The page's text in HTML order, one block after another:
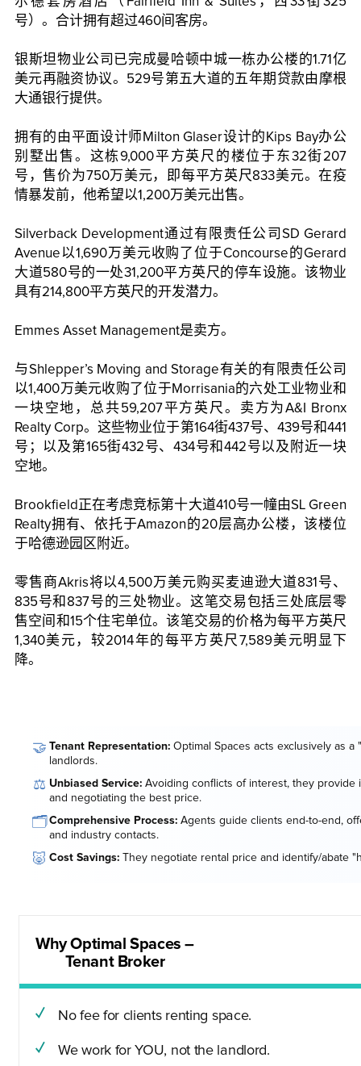
号）。合计拥有超过460间客房。
银斯坦物业公司已完成曼哈顿中城一栋办公楼的1.71亿
美元再融资协议。529号第五大道的五年期贷款由摩根
大通银行提供。
拥有的由平面设计师Milton Glaser设计的Kips Bay办公
别墅出售。这栋9,000平方英尺的楼位于东32街207
号，售价为750万美元，即每平方英尺833美元。在疫
情暴发前，他希望以1,200万美元出售。
Silverback Development通过有限责任公司SD Gerard
Avenue以1,690万美元收购了位于Concourse的Gerard
大道580号的一处31,200平方英尺的停车设施。该物业
具有214,800平方英尺的开发潜力。
Emmes Asset Management是卖方。
与Shlepper’s Moving and Storage有关的有限责任公司
以1,400万美元收购了位于Morrisania的六处工业物业和
一块空地，总共59,207平方英尺。卖方为A&I Bronx
Realty Corp。这些物业位于第164街437号、439号和441
号；以及第165街432号、434号和442号以及附近一块
空地。
Brookfield正在考虑竞标第十大道410号一幢由SL Green
Realty拥有、依托于Amazon的20层高办公楼，该楼位
于哈德逊园区附近。
零售商Akris将以4,500万美元购买麦迪逊大道831号、
835号和837号的三处物业。这笔交易包括三处底层零
售空间和15个住宅单位。该笔交易的价格为每平方英尺
1,340美元，较2014年的每平方英尺7,589美元明显下
降。
🤝 Tenant Representation: Optimal Spaces acts exclusively as
landlords.
⚖️ Unbiased Service: Avoiding conflicts of interest, they provide
and negotiating the best price.
🗂️Comprehensive Process: Agents guide clients end-to-end,
and industry contacts.
🐷 Cost Savings: They negotiate rental price and identify/abate
Why Optimal Spaces –
Tenant Broker
No fee for clients renting space.
We work for YOU, not the landlord.